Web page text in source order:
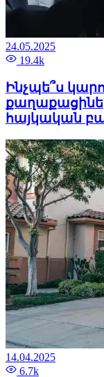
24.05.2025
19.4k
Ինչպե՞ս
հայկական
14.04.2025
6.7k